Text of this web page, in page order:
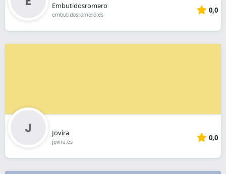
Embutidosromero
embutidosromero.es 0,0
Jovira
jovira.es 0,0